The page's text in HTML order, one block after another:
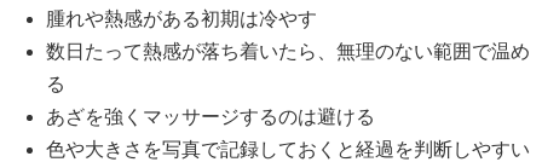
腫れや熱感がある初期は冷やす
数日たって熱感が落ち着いたら、無理のない範囲で温め
る
あざを強くマッサージするのは避ける
色や大きさを写真で記録しておくと経過を判断しやすい